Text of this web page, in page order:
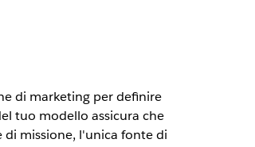
di marketing per definire
tuo modello assicura che
missione, l'unica fonte di